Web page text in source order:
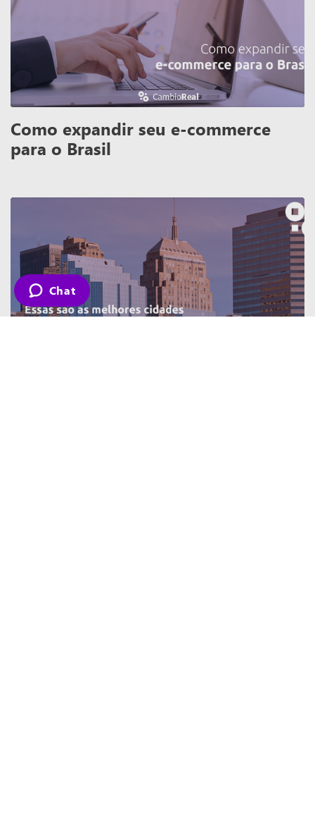
Como expandir seu e-commerce
para o Brasil
Chat